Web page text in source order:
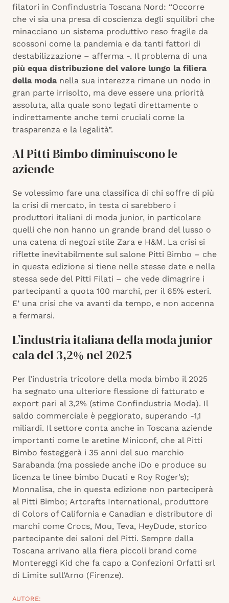
filatori in Confindustria Toscana Nord: “Occorre
che vi sia una presa di coscienza degli squilibri che
minacciano un sistema produttivo reso fragile da
scossoni come la pandemia e da tanti fattori di
destabilizzazione – afferma -. Il problema di una
più equa distribuzione del valore lungo la filiera
della moda nella sua interezza rimane un nodo in
gran parte irrisolto, ma deve essere una priorità
assoluta, alla quale sono legati direttamente o
indirettamente anche temi cruciali come la
trasparenza e la legalità”.
Al Pitti Bimbo diminuiscono le
aziende
Se volessimo fare una classifica di chi soffre di più
la crisi di mercato, in testa ci sarebbero i
produttori italiani di moda junior, in particolare
quelli che non hanno un grande brand del lusso o
una catena di negozi stile Zara e H&M. La crisi si
riflette inevitabilmente sul salone Pitti Bimbo – che
in questa edizione si tiene nelle stesse date e nella
stessa sede del Pitti Filati – che vede dimagrire i
partecipanti a quota 100 marchi, per il 65% esteri.
E’ una crisi che va avanti da tempo, e non accenna
a fermarsi.
L’industria italiana della moda junior
cala del 3,2% nel 2025
Per l’industria tricolore della moda bimbo il 2025
ha segnato una ulteriore flessione di fatturato e
export pari al 3,2% (stime Confindustria Moda). Il
saldo commerciale è peggiorato, superando -1,1
miliardi. Il settore conta anche in Toscana aziende
importanti come le aretine Miniconf, che al Pitti
Bimbo festeggerà i 35 anni del suo marchio
Sarabanda (ma possiede anche iDo e produce su
licenza le linee bimbo Ducati e Roy Roger’s);
Monnalisa, che in questa edizione non parteciperà
al Pitti Bimbo; Artcrafts International, produttore
di Colors of California e Canadian e distributore di
marchi come Crocs, Mou, Teva, HeyDude, storico
partecipante dei saloni del Pitti. Sempre dalla
Toscana arrivano alla fiera piccoli brand come
Montereggi Kid che fa capo a Confezioni Orfatti srl
di Limite sull’Arno (Firenze).
AUTORE: